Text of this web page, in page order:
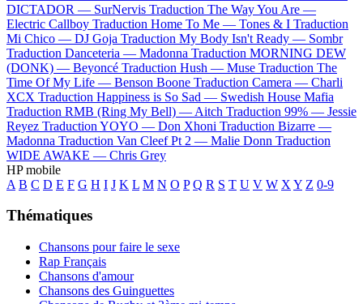
DICTADOR — SurNervis Traduction The Way You Are —
Electric Callboy Traduction Home To Me — Tones & I Traduction
Mi Chico — DJ Goja Traduction My Body Isn't Ready — Sombr
Traduction Danceteria — Madonna Traduction MORNING DEW
(DONK) — Beyoncé Traduction Hush — Muse Traduction The
Time Of My Life — Benson Boone Traduction Camera — Charli
XCX Traduction Happiness is So Sad — Swedish House Mafia
Traduction RMB (Ring My Bell) — Aitch Traduction 99% — Jessie
Reyez Traduction YOYO — Don Xhoni Traduction Bizarre —
Madonna Traduction Van Cleef Pt 2 — Malie Donn Traduction
WIDE AWAKE — Chris Grey
HP mobile
A B C D E F G H I J K L M N O P Q R S T U V W X Y Z 0-9
Thématiques
Chansons pour faire le sexe
Rap Français
Chansons d'amour
Chansons des Guinguettes